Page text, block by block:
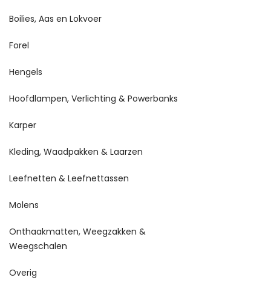
Boilies, Aas en Lokvoer
Forel
Hengels
Hoofdlampen, Verlichting & Powerbanks
Karper
Kleding, Waadpakken & Laarzen
Leefnetten & Leefnettassen
Molens
Onthaakmatten, Weegzakken &
Weegschalen
Overig